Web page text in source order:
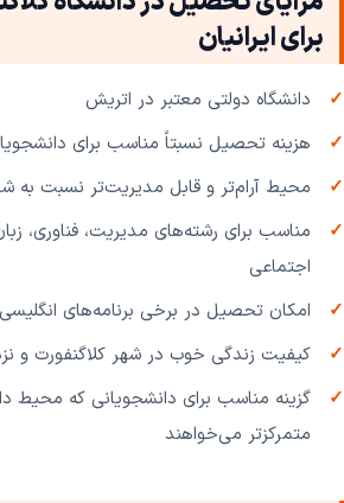
برای ایرانیان
دانشگاه دولتی معتبر در اتریش
هزینه تحصیل نسبتاً مناسب برای
محیط آرام‌تر و قابل مدیریت‌تر نسبت به
مناسب برای رشته‌های مدیریت، فناوری،
اجتماعی
امکان تحصیل در برخی برنامه‌های
کیفیت زندگی خوب در شهر کلاگنفورت و
گزینه مناسب برای دانشجویانی که محیط
متمرکزتر می‌خواهند